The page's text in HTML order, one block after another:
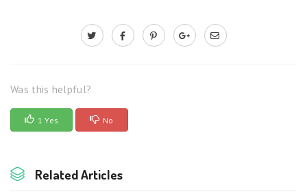
Was this helpful?
1 Yes No
Related Articles